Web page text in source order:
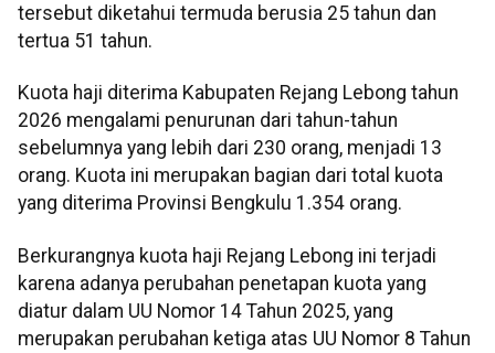
tersebut diketahui termuda berusia 25 tahun dan
tertua 51 tahun.
Kuota haji diterima Kabupaten Rejang Lebong tahun
2026 mengalami penurunan dari tahun-tahun
sebelumnya yang lebih dari 230 orang, menjadi 13
orang. Kuota ini merupakan bagian dari total kuota
yang diterima Provinsi Bengkulu 1.354 orang.
Berkurangnya kuota haji Rejang Lebong ini terjadi
karena adanya perubahan penetapan kuota yang
diatur dalam UU Nomor 14 Tahun 2025, yang
merupakan perubahan ketiga atas UU Nomor 8 Tahun